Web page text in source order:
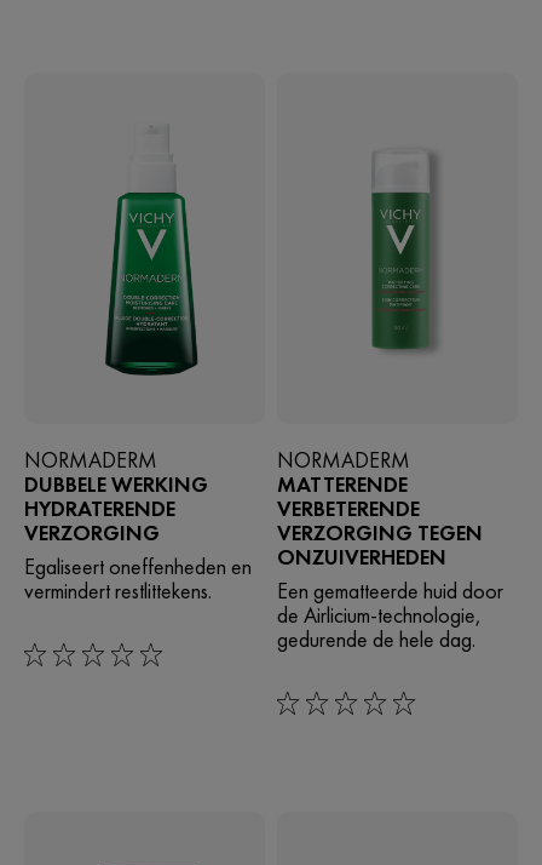
NORMADERM
DUBBELE WERKING
HYDRATERENDE
VERZORGING
Egaliseert oneffenheden en
vermindert restlittekens.
0/5
NORMADERM
MATTERENDE
VERBETERENDE
VERZORGING TEGEN
ONZUIVERHEDEN
Een gematteerde huid door
de Airlicium-technologie,
gedurende de hele dag.
0/5